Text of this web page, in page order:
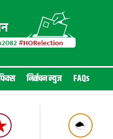
निर्वाचन न्युज FAQs